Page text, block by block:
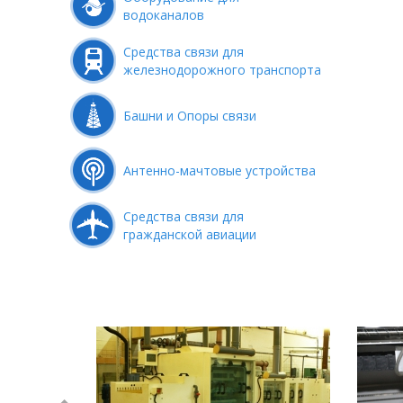
водоканалов
Средства связи для
железнодорожного транспорта
Башни и Опоры связи
Антенно-мачтовые устройства
Средства связи для
гражданской авиации